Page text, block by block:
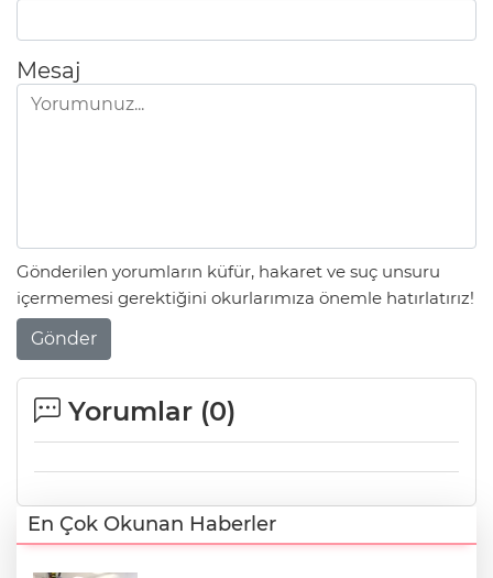
Mesaj
Gönderilen yorumların küfür, hakaret ve suç unsuru
içermemesi gerektiğini okurlarımıza önemle hatırlatırız!
Gönder
Yorumlar (0)
En Çok Okunan Haberler